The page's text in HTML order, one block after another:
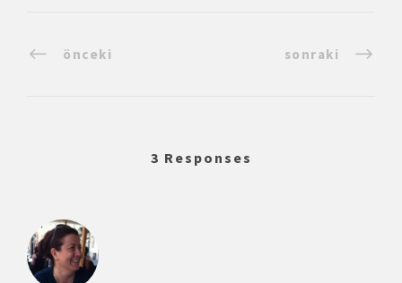
önceki sonraki
3 Responses